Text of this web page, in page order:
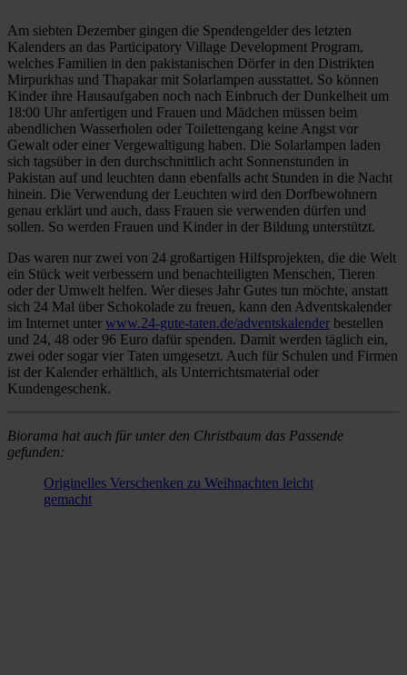
Am siebten Dezember gingen die Spendengelder des letzten
Kalenders an das Participatory Village Development Program,
welches Familien in den pakistanischen Dörfer in den Distrikten
Mirpurkhas und Thapakar mit Solarlampen ausstattet. So können
Kinder ihre Hausaufgaben noch nach Einbruch der Dunkelheit um
18:00 Uhr anfertigen und Frauen und Mädchen müssen beim
abendlichen Wasserholen oder Toilettengang keine Angst vor
Gewalt oder einer Vergewaltigung haben. Die Solarlampen laden
sich tagsüber in den durchschnittlich acht Sonnenstunden in
Pakistan auf und leuchten dann ebenfalls acht Stunden in die Nacht
hinein. Die Verwendung der Leuchten wird den Dorfbewohnern
genau erklärt und auch, dass Frauen sie verwenden dürfen und
sollen. So werden Frauen und Kinder in der Bildung unterstützt.
Das waren nur zwei von 24 großartigen Hilfsprojekten, die die Welt
ein Stück weit verbessern und benachteiligten Menschen, Tieren
oder der Umwelt helfen. Wer dieses Jahr Gutes tun möchte, anstatt
sich 24 Mal über Schokolade zu freuen, kann den Adventskalender
im Internet unter www.24-gute-taten.de/adventskalender bestellen
und 24, 48 oder 96 Euro dafür spenden. Damit werden täglich ein,
zwei oder sogar vier Taten umgesetzt. Auch für Schulen und Firmen
ist der Kalender erhältlich, als Unterrichtsmaterial oder
Kundengeschenk.
Biorama hat auch für unter den Christbaum das Passende
gefunden:
Originelles Verschenken zu Weihnachten leicht
gemacht